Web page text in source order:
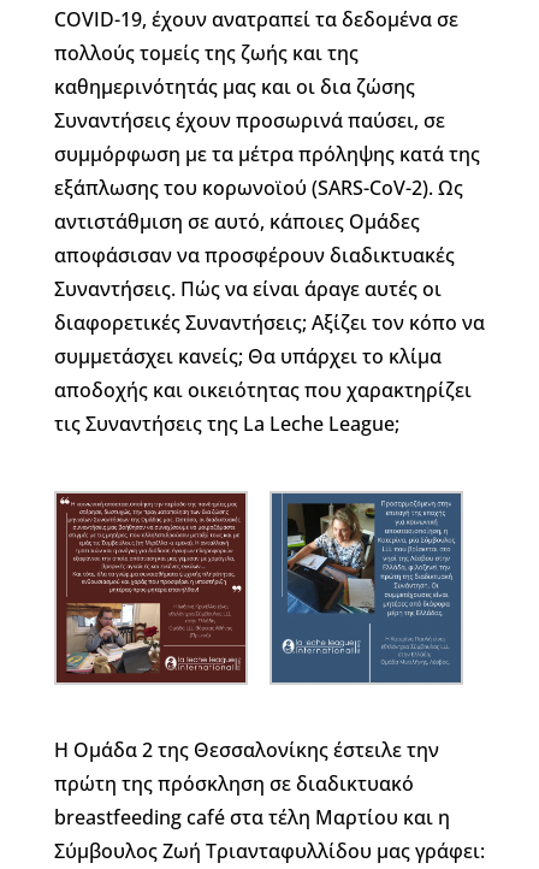
COVID-19, έχουν ανατραπεί τα δεδομένα σε
πολλούς τομείς της ζωής και της
καθημερινότητάς μας και οι δια ζώσης
Συναντήσεις έχουν προσωρινά παύσει, σε
συμμόρφωση με τα μέτρα πρόληψης κατά της
εξάπλωσης του κορωνοϊού (SARS-CoV-2). Ως
αντιστάθμιση σε αυτό, κάποιες Ομάδες
αποφάσισαν να προσφέρουν διαδικτυακές
Συναντήσεις. Πώς να είναι άραγε αυτές οι
διαφορετικές Συναντήσεις; Αξίζει τον κόπο να
συμμετάσχει κανείς; Θα υπάρχει το κλίμα
αποδοχής και οικειότητας που χαρακτηρίζει
τις Συναντήσεις της La Leche League;
Η Oμάδα 2 της Θεσσαλονίκης έστειλε την
πρώτη της πρόσκληση σε διαδικτυακό
breastfeeding café στα τέλη Μαρτίου και η
Σύμβουλος Ζωή Τριανταφυλλίδου μας γράφει: